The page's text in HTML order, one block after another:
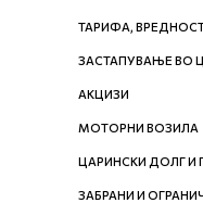
ТАРИФА,
ЗАСТАПУВАЊЕ ВО
АКЦИЗИ
МОТОРНИ ВОЗИЛА
ЦАРИНСКИ ДОЛГ И
ЗАБРАНИ И